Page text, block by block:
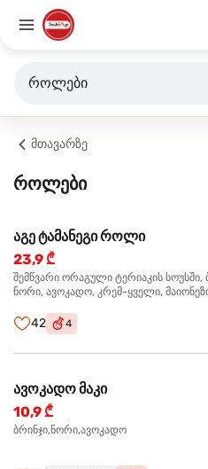
როლები
მთავარზე
როლები
აგე ტამანეგი როლი
23,9 ₾
შემწვარი ორაგული ტერიაკის სოუსში,
ნორი, ავოკადო, კრემ-ყველი,
42 4
ავოკადო მაკი
10,9 ₾
ბრინჯი,ნორი,ავოკადო